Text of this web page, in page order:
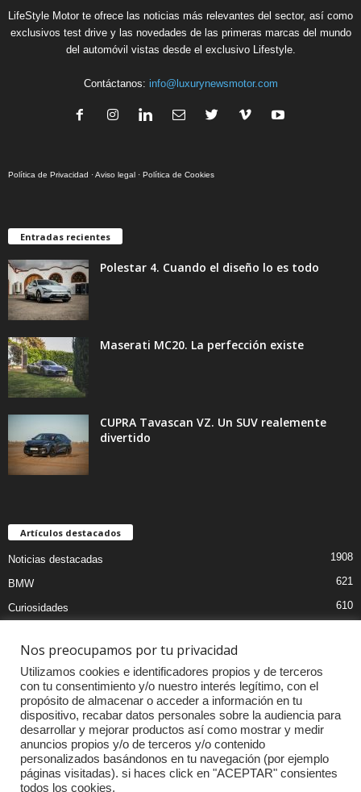
LifeStyle Motor te ofrece las noticias más relevantes del sector, así como
exclusivos test drive y las novedades de las primeras marcas del mundo
del automóvil vistas desde el exclusivo Lifestyle.
Contáctanos: info@luxurynewsmotor.com
Política de Privacidad ·Aviso legal · Política de Cookies
Entradas recientes
Polestar 4. Cuando el diseño lo es todo
Maserati MC20. La perfección existe
CUPRA Tavascan VZ. Un SUV realemente
divertido
Artículos destacados
Noticias destacadas 1908
BMW 621
Curiosidades 610
Audi
MOTOS
Competiciones
Mercedes
Porsche 232
Nos preocupamos por tu privacidad
Utilizamos cookies e identificadores propios y de terceros
con tu consentimiento y/o nuestro interés legítimo, con el
propósito de almacenar o acceder a información en tu
dispositivo, recabar datos personales sobre la audiencia para
desarrollar y mejorar productos así como mostrar y medir
anuncios propios y/o de terceros y/o contenido
personalizados basándonos en tu navegación (por ejemplo
páginas visitadas). si haces click en "ACEPTAR" consientes
todos los cookies.